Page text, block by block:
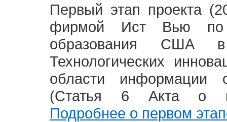
Первый этап проекта
фирмой Ист Вью по
образования США
Технологических
области информации
(Статья 6 Акта о
Подробнее о первом